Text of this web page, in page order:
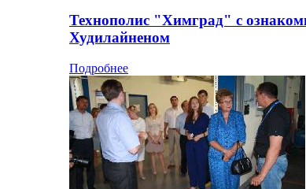
Технополис "Химград" с
Худилайненом
Подробнее